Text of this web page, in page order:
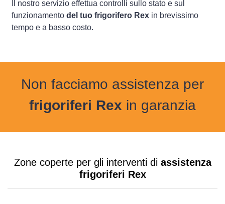
Il nostro servizio effettua controlli sullo stato e sul
funzionamento del tuo frigorifero Rex in brevissimo
tempo e a basso costo.
Non facciamo assistenza per
frigoriferi Rex in garanzia
Zone coperte per gli interventi di assistenza
frigoriferi Rex